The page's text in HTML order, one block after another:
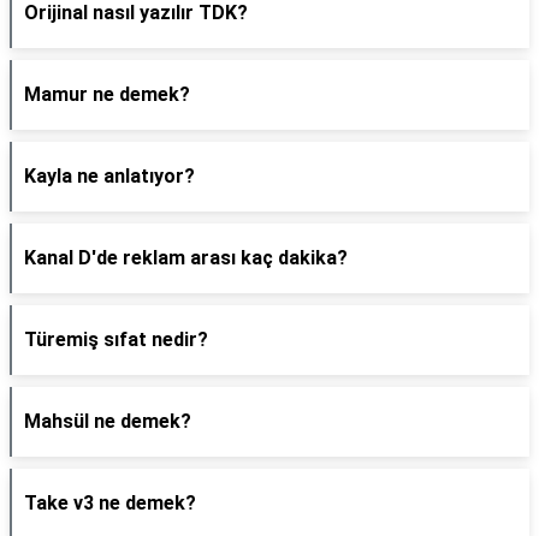
Orijinal nasıl yazılır TDK?
Mamur ne demek?
Kayla ne anlatıyor?
Kanal D'de reklam arası kaç dakika?
Türemiş sıfat nedir?
Mahsül ne demek?
Take v3 ne demek?